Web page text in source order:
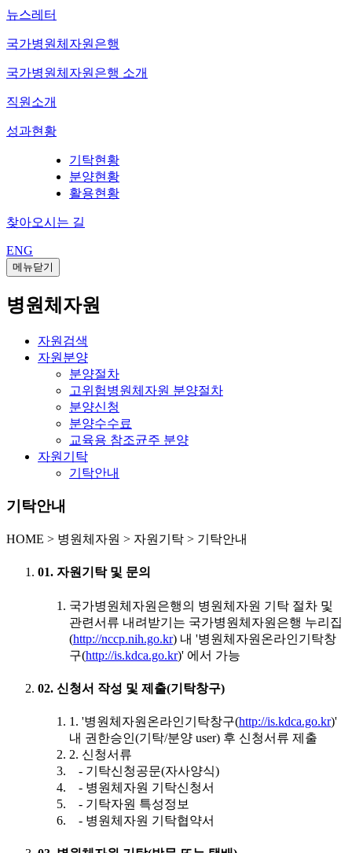
뉴스레터
국가병원체자원은행
국가병원체자원은행 소개
직원소개
성과현황
기탁현황
분양현황
활용현황
찾아오시는 길
ENG
메뉴닫기
병원체자원
자원검색
자원분양
분양절차
고위험병원체자원 분양절차
분양신청
분양수수료
교육용 참조균주 분양
자원기탁
기탁안내
기탁안내
HOME > 병원체자원 > 자원기탁 > 기탁안내
01. 자원기탁 및 문의
국가병원체자원은행의 병원체자원 기탁 절차 및
관련서류 내려받기는 국가병원체자원은행 누리집
(http://nccp.nih.go.kr) 내 '병원체자원온라인기탁창
구(http://is.kdca.go.kr)' 에서 가능
02. 신청서 작성 및 제출(기탁창구)
1. '병원체자원온라인기탁창구(http://is.kdca.go.kr)'
내 권한승인(기탁/분양 user) 후 신청서류 제출
2. 신청서류
- 기탁신청공문(자사양식)
- 병원체자원 기탁신청서
- 기탁자원 특성정보
- 병원체자원 기탁협약서